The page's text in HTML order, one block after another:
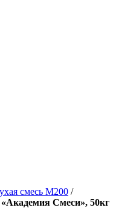
смесь М200 /
Смеси», 50кг